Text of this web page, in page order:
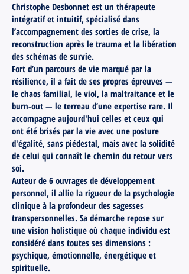
Christophe Desbonnet est un thérapeute
intégratif et intuitif, spécialisé dans
l’accompagnement des sorties de crise, la
reconstruction après le trauma et la libération
des schémas de survie.
Fort d’un parcours de vie marqué par la
résilience, il a fait de ses propres épreuves —
le chaos familial, le viol, la maltraitance et le
burn-out — le terreau d’une expertise rare. Il
accompagne aujourd'hui celles et ceux qui
ont été brisés par la vie avec une posture
d'égalité, sans piédestal, mais avec la solidité
de celui qui connaît le chemin du retour vers
soi.
Auteur de 6 ouvrages de développement
personnel, il allie la rigueur de la psychologie
clinique à la profondeur des sagesses
transpersonnelles. Sa démarche repose sur
une vision holistique où chaque individu est
considéré dans toutes ses dimensions :
psychique, émotionnelle, énergétique et
spirituelle.